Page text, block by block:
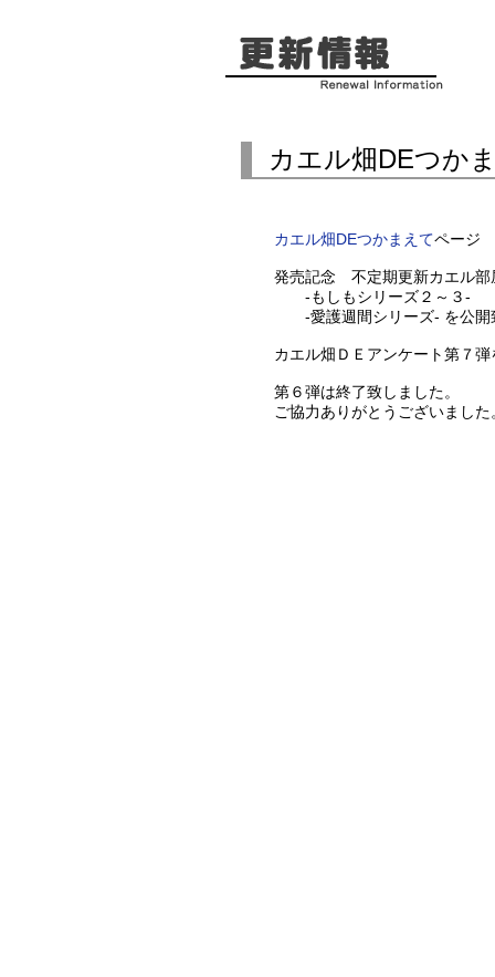
カエル畑DEつか
カエル畑DEつかまえてページ
発売記念 不定期更新カエル部
-もしもシリーズ２～３-
-愛護週間シリーズ- を公開
カエル畑ＤＥアンケート第７
第６弾は終了致しました。
ご協力ありがとうございました